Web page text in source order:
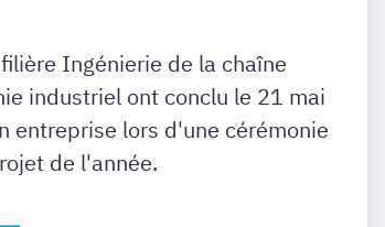
Ingénierie de la chaîne
industriel ont conclu le 21 mai
entreprise lors d'une cérémonie
de l'année.